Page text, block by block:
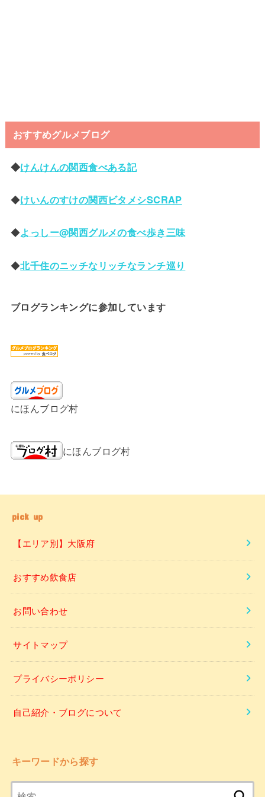
おすすめグルメブログ
◆けんけんの関西食べある記
◆けいんのすけの関西ビタメシSCRAP
◆よっしー@関西グルメの食べ歩き三味
◆北千住のニッチなリッチなランチ巡り
ブログランキングに参加しています
にほんブログ村
にほんブログ村
pick up
【エリア別】大阪府
おすすめ飲食店
お問い合わせ
サイトマップ
プライバシーポリシー
自己紹介・ブログについて
キーワードから探す